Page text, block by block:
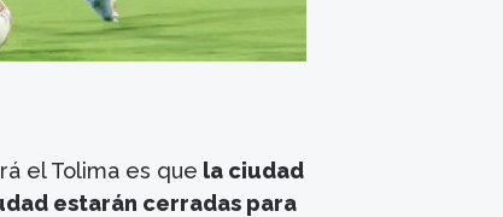
el Tolima es que la ciudad
estarán cerradas para